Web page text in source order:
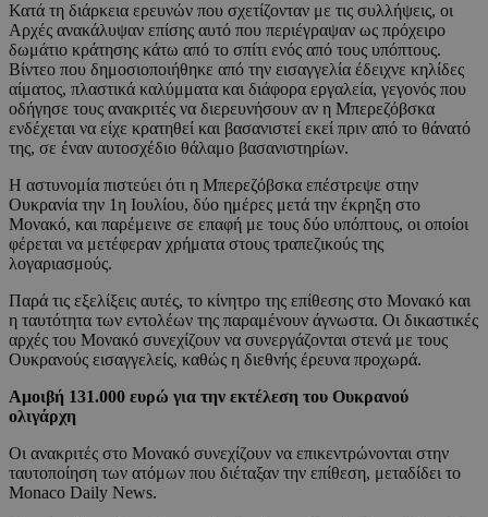
Κατά τη διάρκεια ερευνών που σχετίζονταν με τις συλλήψεις, οι
Αρχές ανακάλυψαν επίσης αυτό που περιέγραψαν ως πρόχειρο
δωμάτιο κράτησης κάτω από το σπίτι ενός από τους υπόπτους.
Βίντεο που δημοσιοποιήθηκε από την εισαγγελία έδειχνε κηλίδες
αίματος, πλαστικά καλύμματα και διάφορα εργαλεία, γεγονός που
οδήγησε τους ανακριτές να διερευνήσουν αν η Μπερεζόβσκα
ενδέχεται να είχε κρατηθεί και βασανιστεί εκεί πριν από το θάνατό
της, σε έναν αυτοσχέδιο θάλαμο βασανιστηρίων.
Η αστυνομία πιστεύει ότι η Μπερεζόβσκα επέστρεψε στην
Ουκρανία την 1η Ιουλίου, δύο ημέρες μετά την έκρηξη στο
Μονακό, και παρέμεινε σε επαφή με τους δύο υπόπτους, οι οποίοι
φέρεται να μετέφεραν χρήματα στους τραπεζικούς της
λογαριασμούς.
Παρά τις εξελίξεις αυτές, το κίνητρο της επίθεσης στο Μονακό και
η ταυτότητα των εντολέων της παραμένουν άγνωστα. Οι δικαστικές
αρχές του Μονακό συνεχίζουν να συνεργάζονται στενά με τους
Ουκρανούς εισαγγελείς, καθώς η διεθνής έρευνα προχωρά.
Αμοιβή 131.000 ευρώ για την εκτέλεση του Ουκρανού
ολιγάρχη
Οι ανακριτές στο Μονακό συνεχίζουν να επικεντρώνονται στην
ταυτοποίηση των ατόμων που διέταξαν την επίθεση, μεταδίδει το
Monaco Daily News.